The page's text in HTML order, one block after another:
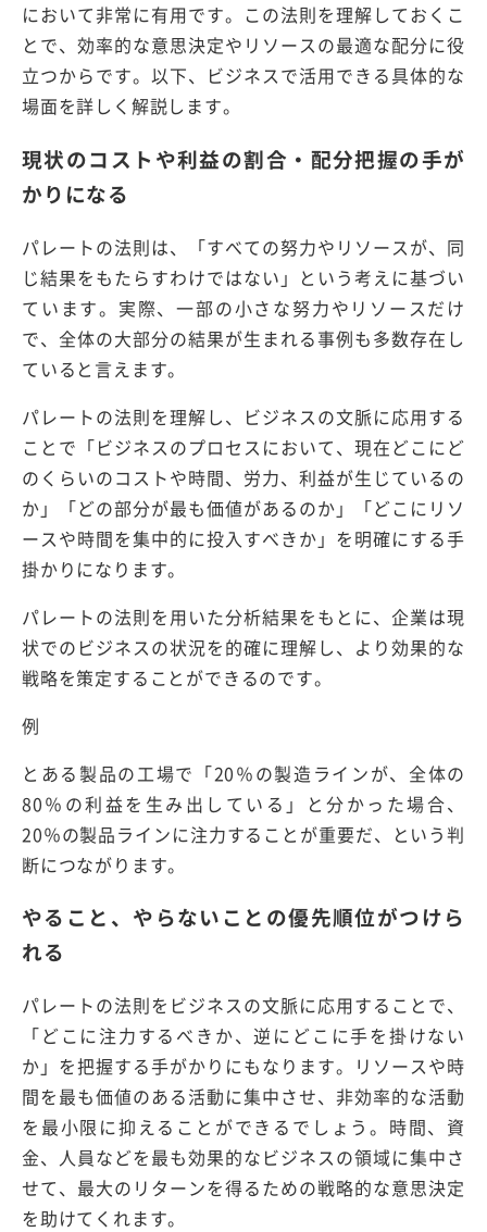
において非常に有用です。この法則を理解しておくこ
とで、効率的な意思決定やリソースの最適な配分に役
立つからです。以下、ビジネスで活用できる具体的な
場面を詳しく解説します。
現状のコストや利益の割合・配分把握の手が
かりになる
パレートの法則は、「すべての努力やリソースが、同
じ結果をもたらすわけではない」という考えに基づい
ています。実際、一部の小さな努力やリソースだけ
で、全体の大部分の結果が生まれる事例も多数存在し
ていると言えます。
パレートの法則を理解し、ビジネスの文脈に応用する
ことで「ビジネスのプロセスにおいて、現在どこにど
のくらいのコストや時間、労力、利益が生じているの
か」「どの部分が最も価値があるのか」「どこにリソ
ースや時間を集中的に投入すべきか」を明確にする手
掛かりになります。
パレートの法則を用いた分析結果をもとに、企業は現
状でのビジネスの状況を的確に理解し、より効果的な
戦略を策定することができるのです。
例
とある製品の工場で「20％の製造ラインが、全体の
80％の利益を生み出している」と分かった場合、
20％の製品ラインに注力することが重要だ、という判
断につながります。
やること、やらないことの優先順位がつけら
れる
パレートの法則をビジネスの文脈に応用することで、
「どこに注力するべきか、逆にどこに手を掛けない
か」を把握する手がかりにもなります。リソースや時
間を最も価値のある活動に集中させ、非効率的な活動
を最小限に抑えることができるでしょう。時間、資
金、人員などを最も効果的なビジネスの領域に集中さ
せて、最大のリターンを得るための戦略的な意思決定
を助けてくれます。